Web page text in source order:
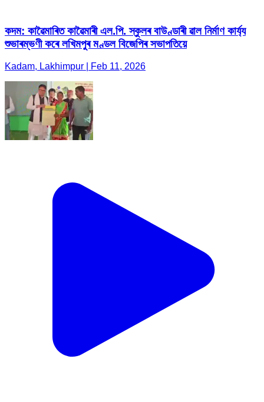
কদম: কাৱৈমাৰিত কাৱৈমাৰী এল.পি. স্কুলৰ বাউণ্ডাৰী ৱাল নিৰ্মাণ কাৰ্য্য
শুভাৰম্ভণী কৰে লখিমপুৰ মণ্ডল বিজেপিৰ সভাপতিয়ে
Kadam, Lakhimpur | Feb 11, 2026